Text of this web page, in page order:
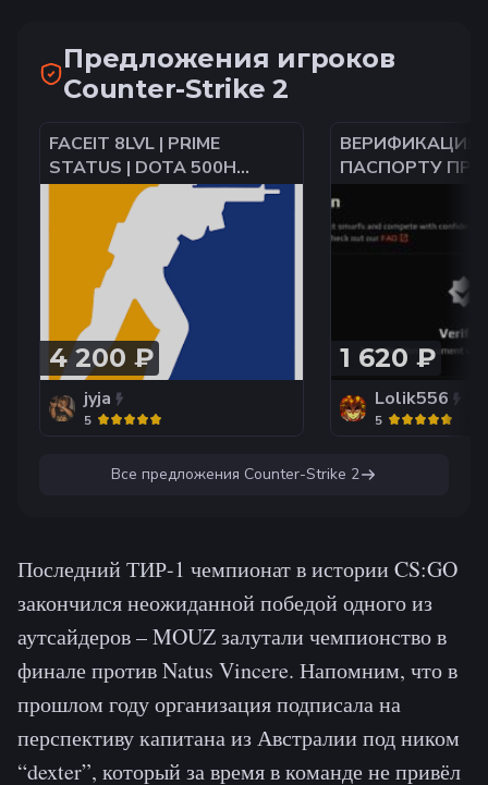
Предложения игроков
Counter-Strike 2
FACEIT 8LVL | PRIME
STATUS | DOTA 500H
3500MMR
4 200 ₽
jyja
5
ВЕРИФИКАЦИЯ
ПАСПОРТУ
АККАУНТ
1 620 ₽
Lolik556
5
Все предложения Counter-Strike 2
Последний ТИР-1 чемпионат в истории CS:GO
закончился неожиданной победой одного из
аутсайдеров – MOUZ залутали чемпионство в
финале против Natus Vincere. Напомним, что в
прошлом году организация подписала на
перспективу капитана из Австралии под ником
“dexter”, который за время в команде не привёл